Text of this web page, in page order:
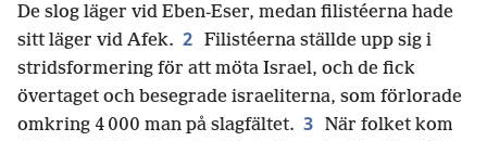
De slog läger vid Eben-Eser, medan filistéerna hade
sitt läger vid Afek. 2 Filistéerna ställde upp sig i
stridsformering för att möta Israel, och de fick
övertaget och besegrade israeliterna, som förlorade
omkring 4 000 man på slagfältet. 3 När folket kom